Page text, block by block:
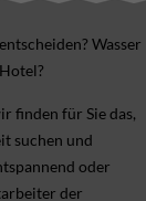
Wasser
finden für Sie das,
suchen und
oder
der